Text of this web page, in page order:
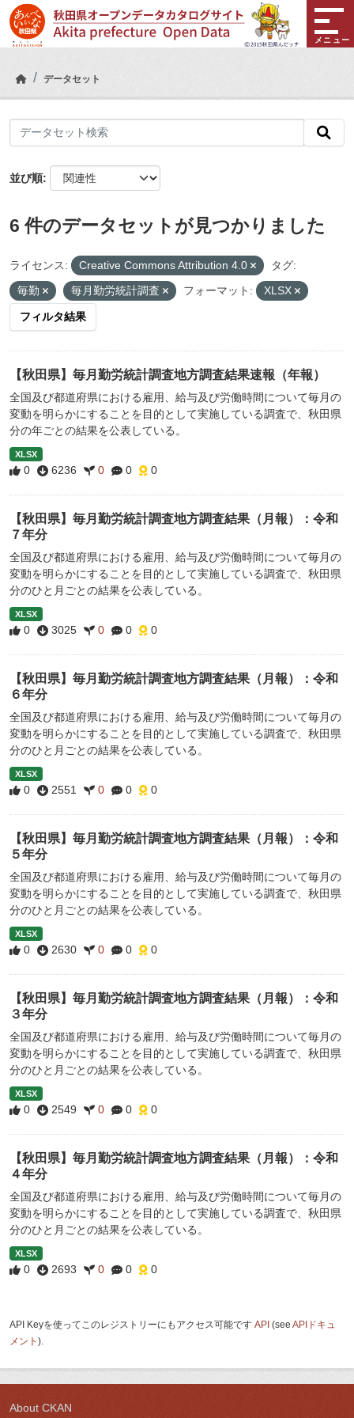
Skip to main content
メニュー
データセット
並び順
6 件のデータセットが見つかりました
ライセンス: Creative Commons Attribution 4.0
タグ:
毎勤
毎月勤労統計調査 フォーマット: XLSX
フィルタ結果
【秋田県】毎月勤労統計調査地方調査結果速報（年報）
全国及び都道府県における雇用、給与及び労働時間について毎月の
変動を明らかにすることを目的として実施している調査で、秋田県
分の年ごとの結果を公表している。
XLSX
0 6236 0 0 0
【秋田県】毎月勤労統計調査地方調査結果（月報）：令和
７年分
全国及び都道府県における雇用、給与及び労働時間について毎月の
変動を明らかにすることを目的として実施している調査で、秋田県
分のひと月ごとの結果を公表している。
XLSX
0 3025 0 0 0
【秋田県】毎月勤労統計調査地方調査結果（月報）：令和
６年分
全国及び都道府県における雇用、給与及び労働時間について毎月の
変動を明らかにすることを目的として実施している調査で、秋田県
分のひと月ごとの結果を公表している。
XLSX
0 2551 0 0 0
【秋田県】毎月勤労統計調査地方調査結果（月報）：令和
５年分
全国及び都道府県における雇用、給与及び労働時間について毎月の
変動を明らかにすることを目的として実施している調査で、秋田県
分のひと月ごとの結果を公表している。
XLSX
0 2630 0 0 0
【秋田県】毎月勤労統計調査地方調査結果（月報）：令和
３年分
全国及び都道府県における雇用、給与及び労働時間について毎月の
変動を明らかにすることを目的として実施している調査で、秋田県
分のひと月ごとの結果を公表している。
XLSX
0 2549 0 0 0
【秋田県】毎月勤労統計調査地方調査結果（月報）：令和
４年分
全国及び都道府県における雇用、給与及び労働時間について毎月の
変動を明らかにすることを目的として実施している調査で、秋田県
分のひと月ごとの結果を公表している。
XLSX
0 2693 0 0 0
API Keyを使ってこのレジストリーにもアクセス可能です API (see APIドキュ
メント ).
About CKAN